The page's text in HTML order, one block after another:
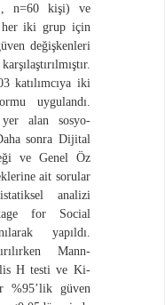
n=60 kişi) ve
iki grup için
değişkenleri
katılımcıya iki
uygulandı.
yer alan sosyo-
sonra Dijital
ve Genel Öz
ait sorular
analizi
for Social
yapıldı.
Mann-
H testi ve Ki-
%95’lik güven